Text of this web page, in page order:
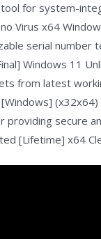
for system-
Virus x64
serial number
Windows 11
from latest
(x32x64)
providing secure
[Lifetime] x64